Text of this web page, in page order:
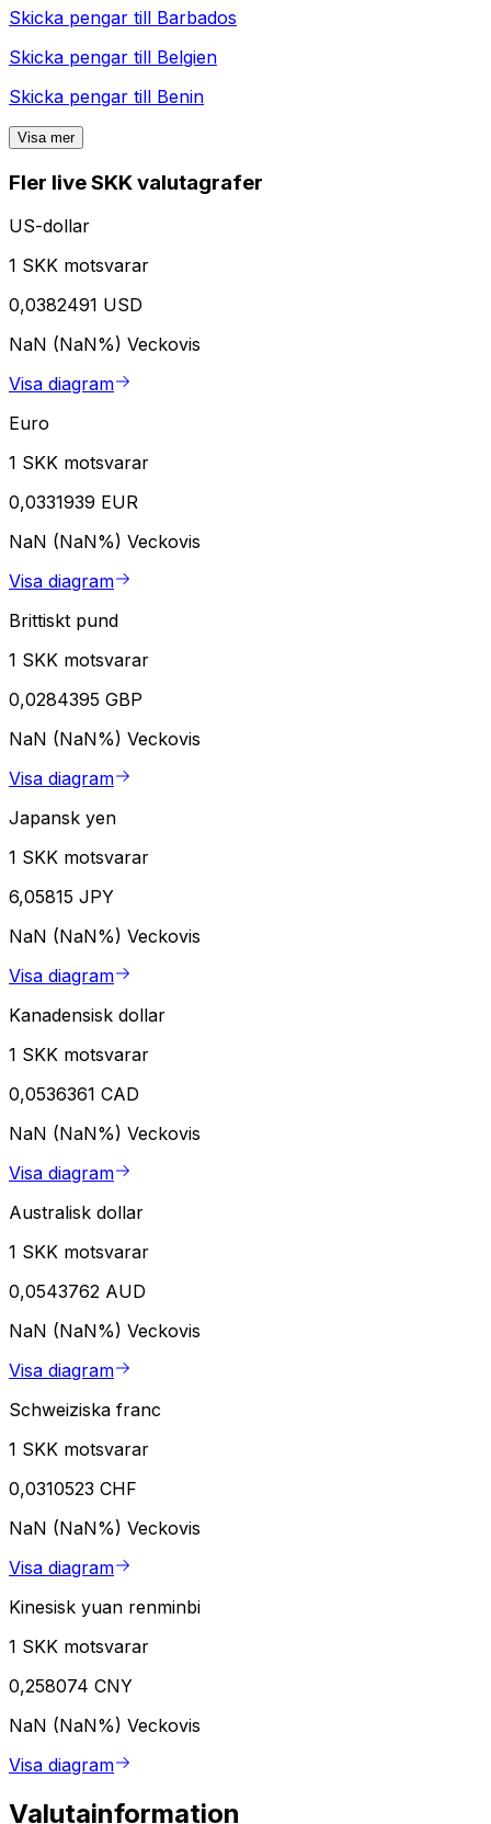
Skicka pengar till Barbados
Skicka pengar till Belgien
Skicka pengar till Benin
Visa mer
Fler live SKK valutagrafer
US-dollar
1 SKK motsvarar
0,0382491 USD
NaN (NaN%) Veckovis
Visa diagram
Euro
1 SKK motsvarar
0,0331939 EUR
NaN (NaN%) Veckovis
Visa diagram
Brittiskt pund
1 SKK motsvarar
0,0284395 GBP
NaN (NaN%) Veckovis
Visa diagram
Japansk yen
1 SKK motsvarar
6,05815 JPY
NaN (NaN%) Veckovis
Visa diagram
Kanadensisk dollar
1 SKK motsvarar
0,0536361 CAD
NaN (NaN%) Veckovis
Visa diagram
Australisk dollar
1 SKK motsvarar
0,0543762 AUD
NaN (NaN%) Veckovis
Visa diagram
Schweiziska franc
1 SKK motsvarar
0,0310523 CHF
NaN (NaN%) Veckovis
Visa diagram
Kinesisk yuan renminbi
1 SKK motsvarar
0,258074 CNY
NaN (NaN%) Veckovis
Visa diagram
Valutainformation